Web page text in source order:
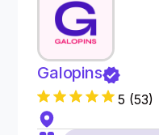
Galopins
5 (53)